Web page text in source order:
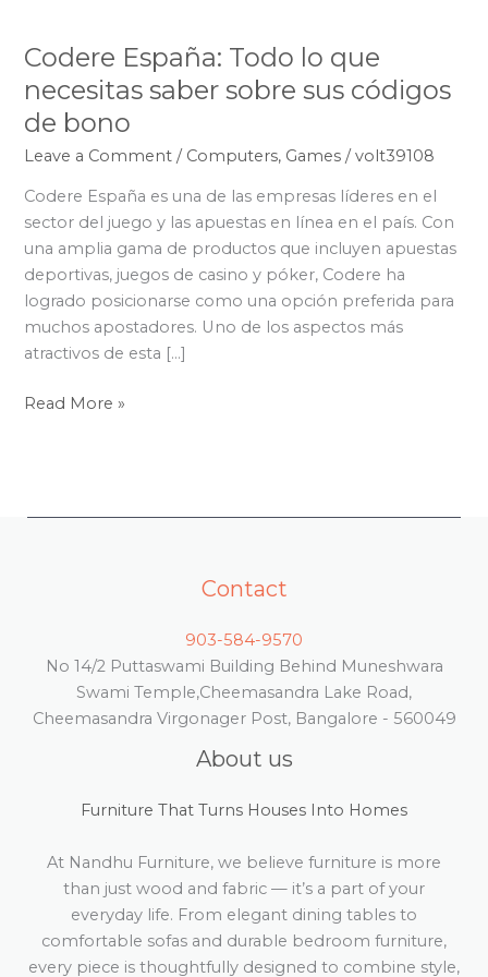
Codere España: Todo lo que
necesitas saber sobre sus códigos
de bono
Leave a Comment / Computers, Games /volt39108
Codere España es una de las empresas líderes en el
sector del juego y las apuestas en línea en el país. Con
una amplia gama de productos que incluyen apuestas
deportivas, juegos de casino y póker, Codere ha
logrado posicionarse como una opción preferida para
muchos apostadores. Uno de los aspectos más
atractivos de esta […]
Codere
Todo
lo
que
códigos
de
Read More »
Contact
903-584-9570
No 14/2 Puttaswami Building Behind Muneshwara
Swami Temple,Cheemasandra Lake Road,
Cheemasandra Virgonager Post, Bangalore - 560049
About us
Furniture That Turns Houses Into Homes
At Nandhu Furniture, we believe furniture is more
than just wood and fabric — it’s a part of your
everyday life. From elegant dining tables to
comfortable sofas and durable bedroom furniture,
every piece is thoughtfully designed to combine style,